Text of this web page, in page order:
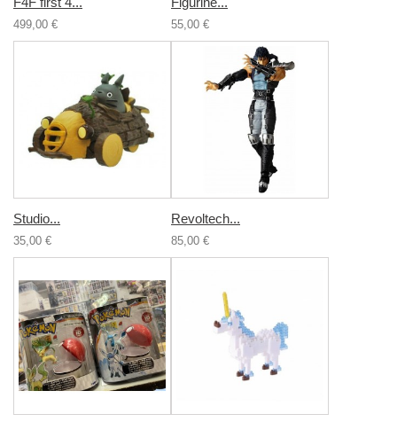
499,00 € 55,00 €
Studio...
35,00 €
Revoltech...
85,00 €